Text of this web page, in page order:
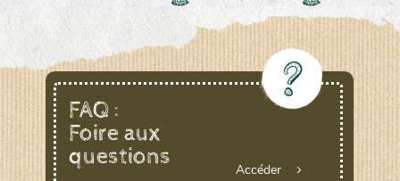
FAQ :
Foire aux
questions
Accéder